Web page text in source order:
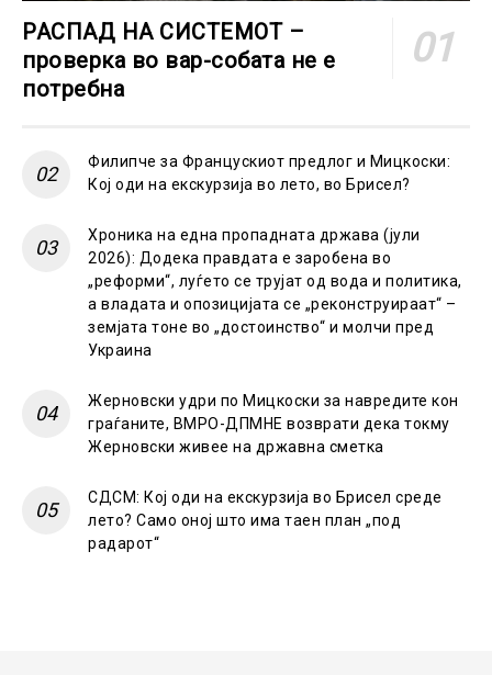
РАСПАД НА СИСТЕМОТ –
проверка во вар-собата не е
потребна
Филипче за Францускиот предлог и Мицкоски:
Кој оди на екскурзија во лето, во Брисел?
Хроника на една пропадната држава (јули
2026): Додека правдата е заробена во
„реформи“, луѓето се трујат од вода и политика,
а владата и опозицијата се „реконструираат“ –
земјата тоне во „достоинство“ и молчи пред
Украина
Жерновски удри по Мицкоски за навредите кон
граѓаните, ВМРО-ДПМНЕ возврати дека токму
Жерновски живее на државна сметка
СДСМ: Кој оди на екскурзија во Брисел среде
лето? Само оној што има таен план „под
радарот“